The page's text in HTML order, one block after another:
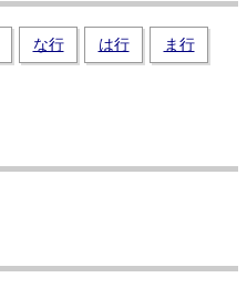
な行 は行 ま行